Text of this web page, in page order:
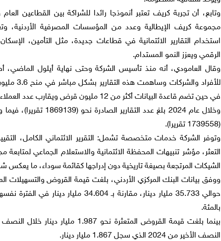
وتابع، أن تجربة كريف تعتبر أنموذجا رائدا للشراكة بين القطاعين
مجموعة كريف الإيطالية وعدد من المؤسسات المصرفية الأردنية،
استخدام التقارير الائتمانية في قطاعات جديدة، مثل التأمين، الإسكان
الرقمي ويعزز النمو المستدام.
للأفراد
في حين تضم قاعدة البيانات أكثر من 12 مليون قرض ويقارب عدد العملاء المسجلين 3 ملايين عميل.
وخلال عام 2024 بلغ عدد
(1739558 تقريرا).
وتوفر الشركة خدمات متخصصة تشمل: التقرير الائتماني الكامل،
التعثر، مؤشر تنبيهات المحفظة الائتمانية والاستعلام الجماعي
الشيكات المرتجعة بصيغة تاريخية دون إدراجها كقائمة سوداء، ما يعكس
ووفق بيانات البنك المركزي الأردني، بلغت قيمة القروض والتسهيلات
بالمئة.
بينما بلغت قيمة القروض المتعثرة نحو
النصف الأخير من 2024 الذي سجل 1.867 مليار دينار.